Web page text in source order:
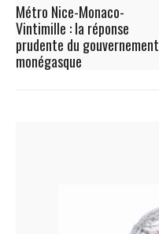
Métro Nice-Monaco-
Vintimille : la réponse
prudente du gouvernement
monégasque